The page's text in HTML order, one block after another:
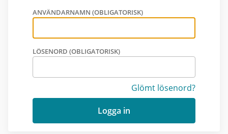
ANVÄNDARNAMN (OBLIGATORISK)
LÖSENORD (OBLIGATORISK)
Glömt lösenord?
Logga in